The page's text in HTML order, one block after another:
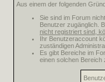
Aus einem der folgenden
Sie sind im Forum
Benutzer zugänglich.
nicht registriert sind,
Ihr Benutzeraccount
zuständigen
Es gibt Bereiche im
einen solchen Bereich